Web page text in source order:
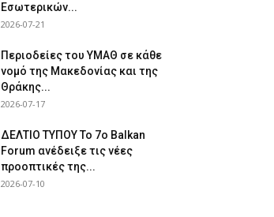
Εσωτερικών...
2026-07-21
Περιοδείες του ΥΜΑΘ σε κάθε
νομό της Μακεδονίας και της
Θράκης...
2026-07-17
ΔΕΛΤΙΟ ΤΥΠΟΥ Το 7ο Balkan
Forum ανέδειξε τις νέες
προοπτικές της...
2026-07-10